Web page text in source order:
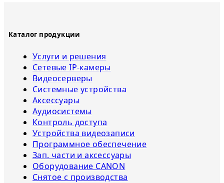
Каталог продукции
Услуги и решения
Сетевые IP-камеры
Видеосерверы
Системные устройства
Аксессуары
Аудиосистемы
Контроль доступа
Устройства видеозаписи
Программное обеспечение
Зап. части и аксессуары
Оборудование CANON
Снятое с прoизвoдства